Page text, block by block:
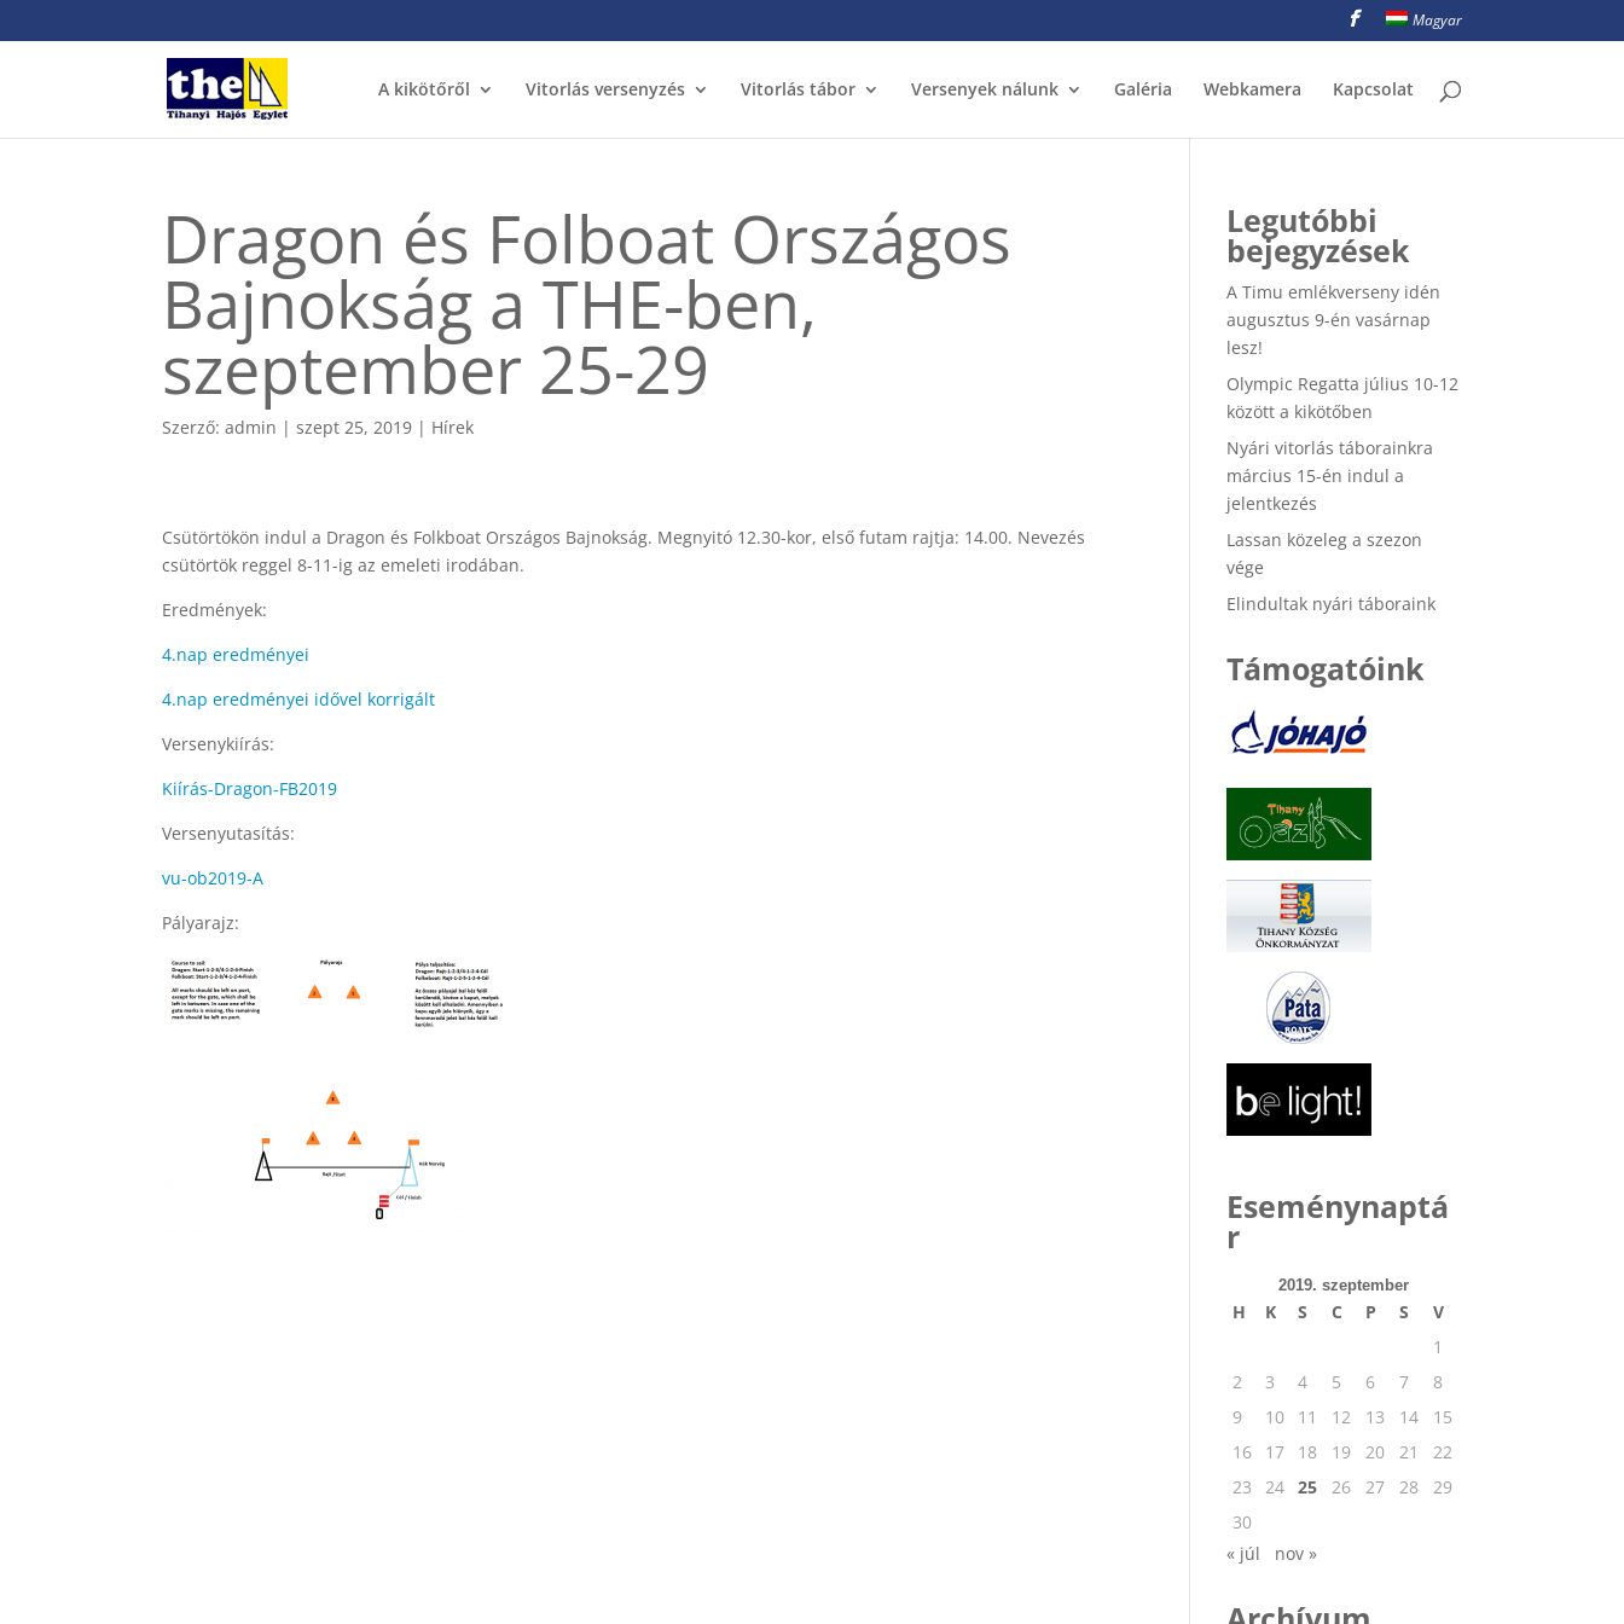
Magyar
A kikötőről Vitorlás versenyzés Vitorlás tábor Versenyek nálunk Galéria Webkamera Kapcsolat
Dragon és Folboat Országos
Bajnokság a THE-ben,
szeptember 25-29
Szerző:admin |szept 25, 2019 | Hírek
Csütörtökön indul a Dragon és Folkboat Országos Bajnokság. Megnyitó 12.30-kor, első futam rajtja: 14.00. Nevezés
csütörtök reggel 8-11-ig az emeleti irodában.
Eredmények:
4.nap eredményei
4.nap eredményei idővel korrigált
Versenykiírás:
Kiírás-Dragon-FB2019
Versenyutasítás:
vu-ob2019-A
Pályarajz:
Legutóbbi
bejegyzések
A Timu emlékverseny idén
augusztus 9-én vasárnap
lesz!
Olympic Regatta július 10-12
között a kikötőben
Nyári vitorlás táborainkra
március 15-én indul a
jelentkezés
Lassan közeleg a szezon
vége
Elindultak nyári táboraink
Támogatóink
Eseménynaptá
r
2019. szeptember
H K S C P S
V
1
2
3 4 5 6 7
8
9
10 11 12 13 14
15
16
17 18 19 20 21
22
23
24 25 26 27 28
29
30
« júl
nov »